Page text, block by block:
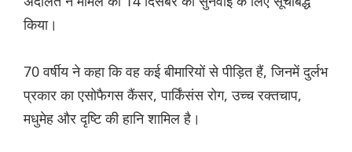
किया।
70 वर्षीय ने कहा कि वह कई बीमारियों से पीड़ित हैं, जिनमें दुर्लभ
प्रकार का एसोफैगस कैंसर, पार्किंसंस रोग, उच्च रक्तचाप,
मधुमेह और दृष्टि की हानि शामिल है।